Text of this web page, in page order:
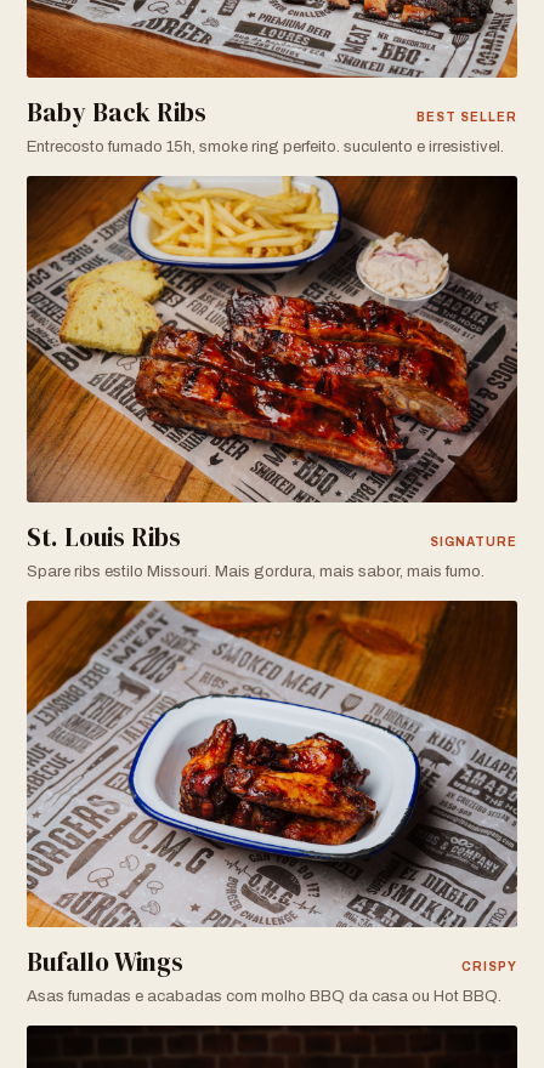
Baby Back Ribs BEST SELLER
Entrecosto fumado 15h, smoke ring perfeito. suculento e irresistivel.
St. Louis Ribs SIGNATURE
Spare ribs estilo Missouri. Mais gordura, mais sabor, mais fumo.
Bufallo Wings CRISPY
Asas fumadas e acabadas com molho BBQ da casa ou Hot BBQ.